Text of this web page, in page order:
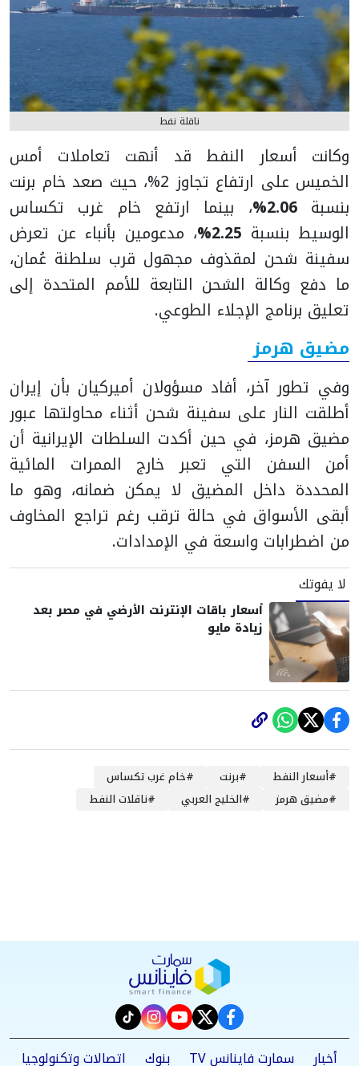
ناقلة نفط
وكانت أسعار النفط قد أنهت تعاملات أمس
الخميس على ارتفاع تجاوز 2%، حيث صعد خام برنت
بنسبة2.06% ، بينما ارتفع خام غرب تكساس
الوسيط بنسبة 2.25% ، مدعومين بأنباء عن تعرض
سفينة شحن لمقذوف مجهول قرب سلطنة عُمان،
ما دفع وكالة الشحن التابعة للأمم المتحدة إلى
تعليق برنامج الإجلاء الطوعي.
مضيق هرمز
وفي تطور آخر، أفاد مسؤولان أميركيان بأن إيران
أطلقت النار على سفينة شحن أثناء محاولتها عبور
مضيق هرمز، في حين أكدت السلطات الإيرانية أن
أمن السفن التي تعبر خارج الممرات المائية
المحددة داخل المضيق لا يمكن ضمانه، وهو ما
أبقى الأسواق في حالة ترقب رغم تراجع المخاوف
من اضطرابات واسعة في الإمدادات.
لا يفوتك
أسعار باقات الإنترنت الأرضي في مصر بعد
زيادة مايو
#أسعار النفط #برنت #خام غرب تكساس
#مضيق هرمز #الخليج العربي #ناقلات النفط
facebook
twitter
youtube
instagram
tiktok
أخبار
سمارت فاينانس TV بنوك اتصالات وتكنولوجيا